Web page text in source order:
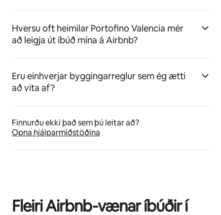
Hversu oft heimilar Portofino Valencia mér
að leigja út íbúð mína á Airbnb?
Eru einhverjar byggingarreglur sem ég ætti
að vita af?
Finnurðu ekki það sem þú leitar að?
Opna hjálparmiðstöðina
Fleiri Airbnb-vænar íbúðir í